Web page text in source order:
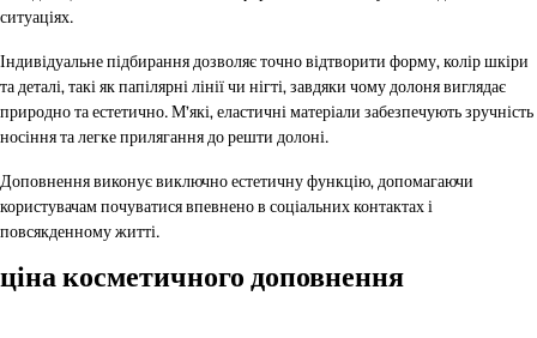
ситуаціях.
Індивідуальне підбирання дозволяє точно відтворити форму, колір шкіри
та деталі, такі як папілярні лінії чи нігті, завдяки чому долоня виглядає
природно та естетично. М’які, еластичні матеріали забезпечують зручність
носіння та легке прилягання до решти долоні.
Доповнення виконує виключно естетичну функцію, допомагаючи
користувачам почуватися впевнено в соціальних контактах і
повсякденному житті.
ціна косметичного доповнення